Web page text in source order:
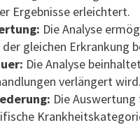
Ergebnisse erleichtert.
Die Analyse
gleichen Erkrankung
Die Analyse
verlängert
Die